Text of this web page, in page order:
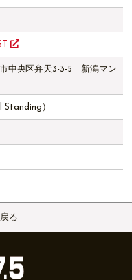
中央区弁天3-3-5 新潟マン
）
る